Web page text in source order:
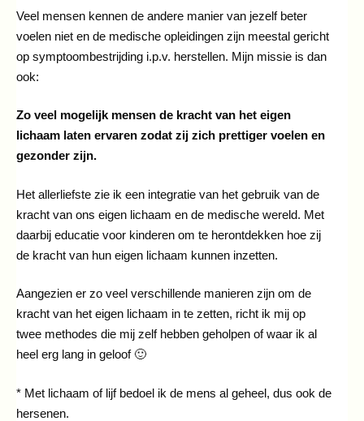
Veel mensen kennen de andere manier van jezelf beter
voelen niet en de medische opleidingen zijn meestal gericht
op symptoombestrijding i.p.v. herstellen. Mijn missie is dan
ook:
Zo veel mogelijk mensen de kracht van het eigen
lichaam laten ervaren zodat zij zich prettiger voelen en
gezonder zijn.
Het allerliefste zie ik een integratie van het gebruik van de
kracht van ons eigen lichaam en de medische wereld. Met
daarbij educatie voor kinderen om te herontdekken hoe zij
de kracht van hun eigen lichaam kunnen inzetten.
Aangezien er zo veel verschillende manieren zijn om de
kracht van het eigen lichaam in te zetten, richt ik mij op
twee methodes die mij zelf hebben geholpen of waar ik al
heel erg lang in geloof 🙂
* Met lichaam of lijf bedoel ik de mens al geheel, dus ook de
hersenen.